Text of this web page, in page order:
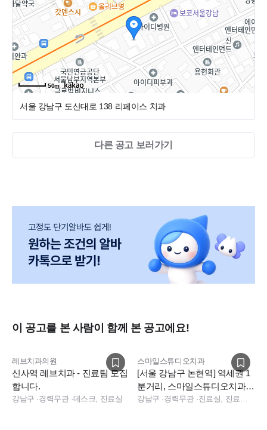
50m
서울 강남구 도산대로 138 리페이스 치과
다른 공고 보러가기
이 공고를 본 사람이 함께 본 공고에요!
레브치과의원
신사역 레브치과 - 진료팀 모집
합니다.
강남구 ·경력무관·데스크, 진료실
스마일스튜디오치과
[서울 강남구 논현역] 역세권 1
분거리, 스마일스튜디오치과에
서 진료실선생님을 모십니다 :)
강남구 ·경력무관· 진료실, 진료팀장, 실장